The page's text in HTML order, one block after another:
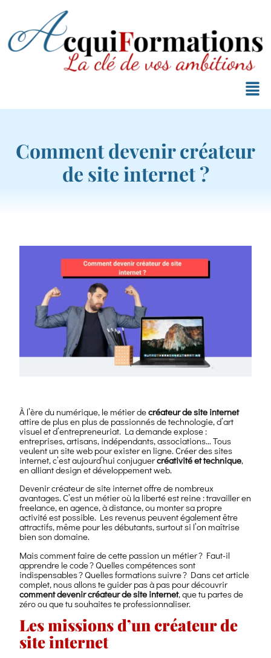
Comment devenir créateur
de site internet ?
À l’ère du numérique, le métier decréateur de site internet
attire de plus en plus de passionnés de technologie, d’art
visuel et d’entrepreneuriat. La demande explose :
entreprises, artisans, indépendants, associations… Tous
veulent un site web pour exister en ligne. Créer des sites
internet, c’est aujourd’hui conjuguercréativité et technique,
en alliant design et développement web.
Devenir créateur de site internet offre de nombreux
avantages. C’est un métier où la liberté est reine : travailler en
freelance, en agence, à distance, ou monter sa propre
activité est possible. Les revenus peuvent également être
attractifs, même pour les débutants, surtout si l’on maîtrise
bien son domaine.
Mais comment faire de cette passion un métier ? Faut-il
apprendre le code ? Quelles compétences sont
indispensables ? Quelles formations suivre ? Dans cet article
complet, nous allons te guider pas à pas pour découvrir
comment devenir créateur de site internet, que tu partes de
zéro ou que tu souhaites te professionnaliser.
Les missions d’un créateur de
site internet